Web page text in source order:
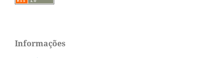
Informações